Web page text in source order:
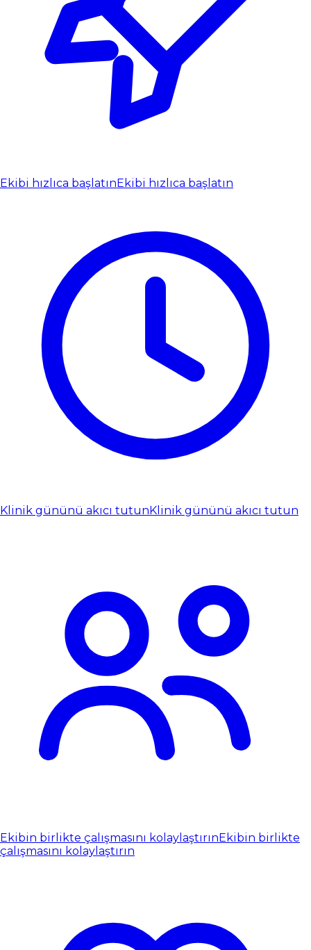
Ekibi hızlıca başlatınEkibi hızlıca başlatın
Klinik gününü akıcı tutunKlinik gününü akıcı tutun
Ekibin birlikte çalışmasını kolaylaştırınEkibin birlikte
çalışmasını kolaylaştırın